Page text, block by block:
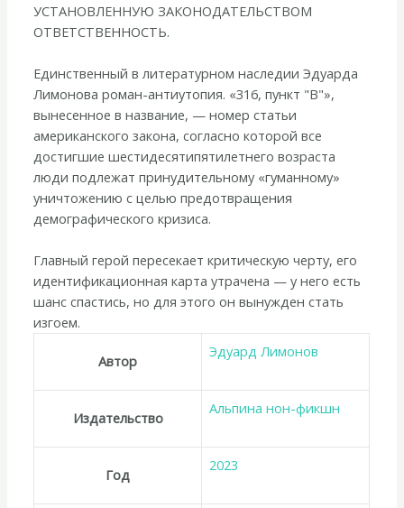
УСТАНОВЛЕННУЮ ЗАКОНОДАТЕЛЬСТВОМ
ОТВЕТСТВЕННОСТЬ.
Единственный в литературном наследии Эдуарда
Лимонова роман-антиутопия. «316, пункт "В"»,
вынесенное в название, — номер статьи
американского закона, согласно которой все
достигшие шестидесятипятилетнего возраста
люди подлежат принудительному «гуманному»
уничтожению с целью предотвращения
демографического кризиса.
Главный герой пересекает критическую черту, его
идентификационная карта утрачена — у него есть
шанс спастись, но для этого он вынужден стать
изгоем.
Автор
Эдуард Лимонов
Издательство
Альпина нон-фикшн
Год
2023